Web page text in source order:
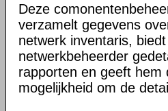
Deze
verzamelt gegevens
netwerk inventaris,
netwerkbeheerder
rapporten en geeft hem
mogelijkheid om de